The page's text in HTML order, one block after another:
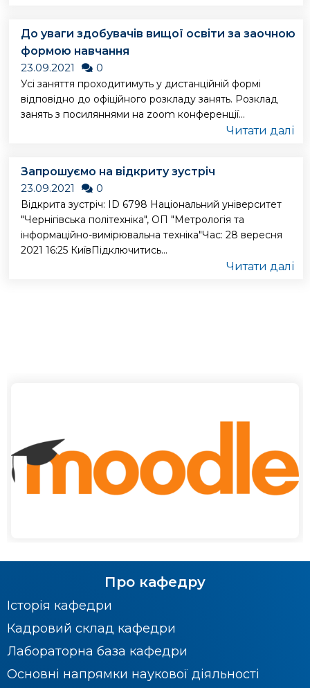
До уваги здобувачів вищої освіти за заочною
формою навчання
23.09.2021
0
Усі заняття проходитимуть у дистанційній формі
відповідно до офіційного розкладу занять. Розклад
занять з посиляннями на zoom конференції...
Читати далі
Запрошуємо на відкриту зустріч
23.09.2021
0
Відкрита зустріч: ID 6798 Національний університет
"Чернігівська політехніка", ОП "Метрологія та
інформаційно-вимірювальна техніка"Час: 28 вересня
2021 16:25 КиївПідключитись...
Читати далі
Про кафедру
Історія кафедри
Кадровий склад кафедри
Лабораторна база кафедри
Основні напрямки наукової діяльності